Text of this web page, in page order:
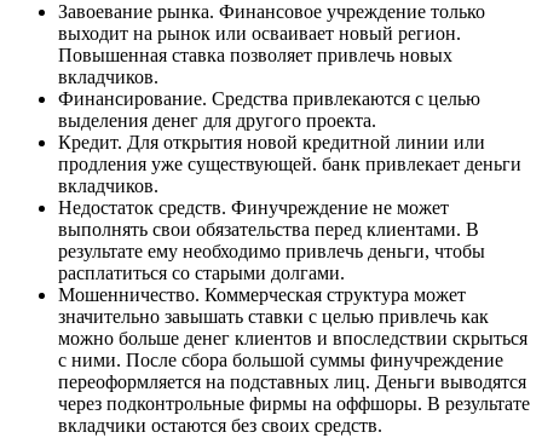
Завоевание рынка. Финансовое учреждение только
выходит на рынок или осваивает новый регион.
Повышенная ставка позволяет привлечь новых
вкладчиков.
Финансирование. Средства привлекаются с целью
выделения денег для другого проекта.
Кредит. Для открытия новой кредитной линии или
продления уже существующей. банк привлекает деньги
вкладчиков.
Недостаток средств. Финучреждение не может
выполнять свои обязательства перед клиентами. В
результате ему необходимо привлечь деньги, чтобы
расплатиться со старыми долгами.
Мошенничество. Коммерческая структура может
значительно завышать ставки с целью привлечь как
можно больше денег клиентов и впоследствии скрыться
с ними. После сбора большой суммы финучреждение
переоформляется на подставных лиц. Деньги выводятся
через подконтрольные фирмы на оффшоры. В результате
вкладчики остаются без своих средств.